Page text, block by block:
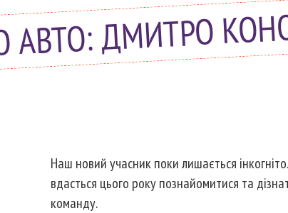
АВТО: ДМИТРО
Наш новий учасник поки лишається
вдасться цього року познайомитися та
команду.